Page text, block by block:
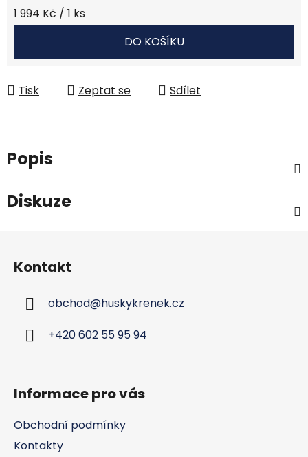
Měrná cena:
1 994 Kč / 1 ks
DO KOŠÍKU
Tisk Zeptat se Sdílet
Popis
Diskuze
Kontakt
obchod@huskykrenek.cz
+420 602 55 95 94
Informace pro vás
Obchodní podmínky
Kontakty